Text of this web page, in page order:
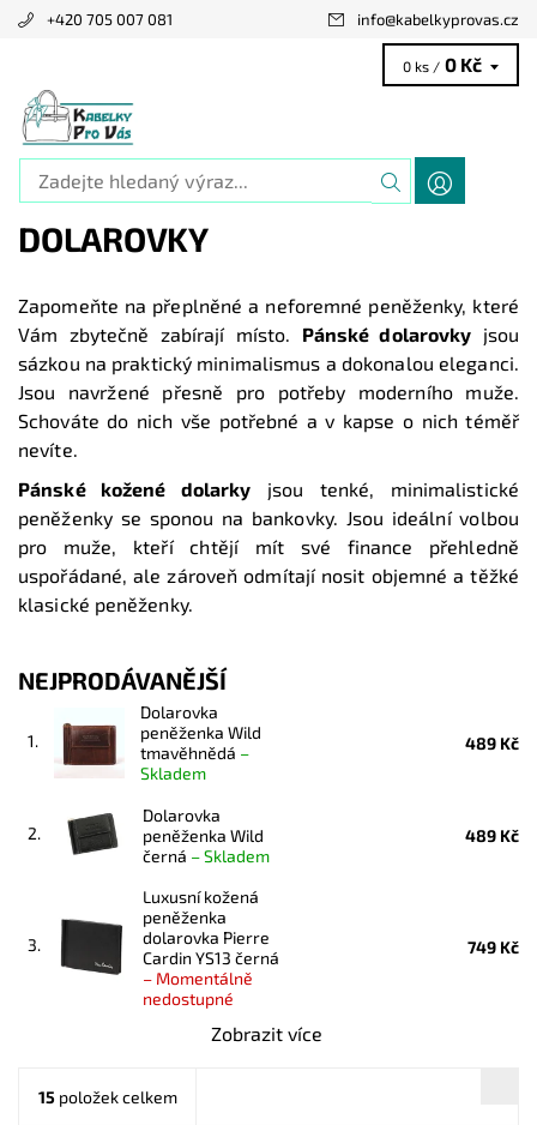
+420 705 007 081 info@kabelkyprovas.cz
0 ks / 0 Kč
DOLAROVKY
Zapomeňte na přeplněné a neforemné peněženky, které
Vám zbytečně zabírají místo. Pánské dolarovky jsou
sázkou na praktický minimalismus a dokonalou eleganci.
Jsou navržené přesně pro potřeby moderního muže.
Schováte do nich vše potřebné a v kapse o nich téměř
nevíte.
Pánské kožené dolarky jsou tenké, minimalistické
peněženky se sponou na bankovky. Jsou ideální volbou
pro muže, kteří chtějí mít své finance přehledně
uspořádané, ale zároveň odmítají nosit objemné a těžké
klasické peněženky.
NEJPRODÁVANĚJŠÍ
1.
Dolarovka
peněženka Wild
tmavěhnědá –
Skladem
489 Kč
2.
Dolarovka
peněženka Wild
černá –Skladem
489 Kč
3.
Luxusní kožená
peněženka
dolarovka Pierre
Cardin YS13 černá
– Momentálně
nedostupné
749 Kč
Zobrazit více
15 položek celkem